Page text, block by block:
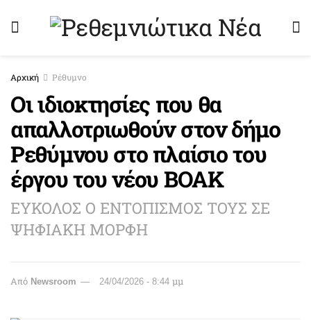
Αρχική Ρέθυμνο
Οι ιδιοκτησίες που θα
απαλλοτριωθούν στον δήμο
Ρεθύμνου στο πλαίσιο του
έργου του νέου ΒΟΑΚ
ΕΥΚΟΛΟΣ Ο ΕΝΤΟΠΙΣΜΟΣ ΤΟΥΣ ΣΕ
ΨΗΦΙΑΚΗ ΜΟΡΦΗ
Από Newsroom 24/04/2026 - 8:44 μμ